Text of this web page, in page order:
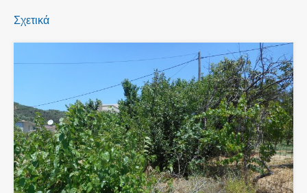
Σχετικά